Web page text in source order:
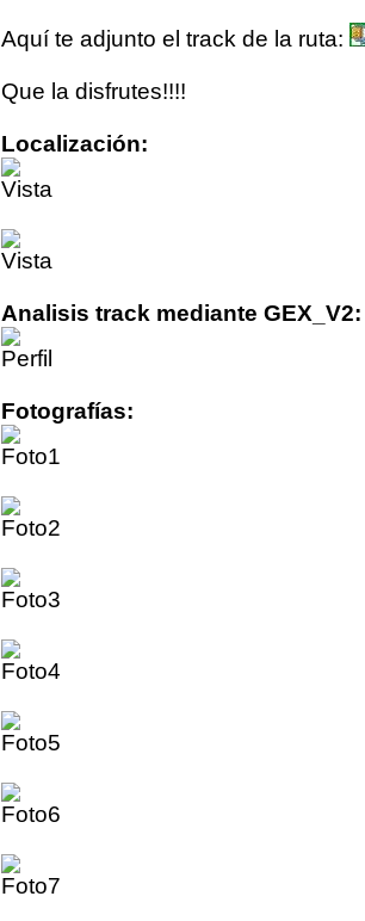
Aquí te adjunto el track de la ruta:
Que la disfrutes!!!!
Localización:
Analisis track mediante GEX_V2:
Fotografías: